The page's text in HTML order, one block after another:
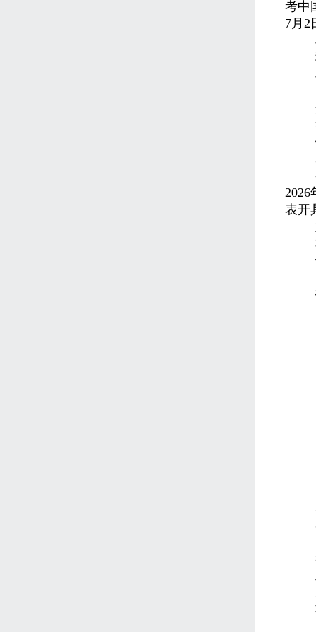
考中
7月 2
2026
表开